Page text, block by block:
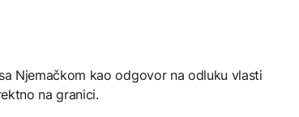
Njemačkom kao odgovor na odluku vlasti
na granici.